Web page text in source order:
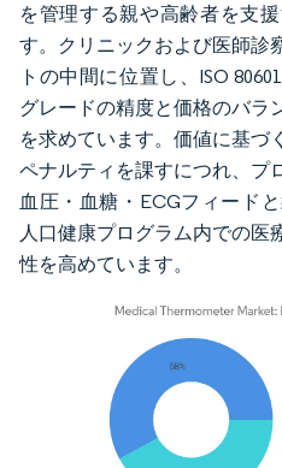
を管理する親や高齢者を支
す。クリニックおよび医師診
トの中間に位置し、ISO
グレードの精度と価格のバラ
を求めています。価値に基づ
ペナルティを課すにつれ、プ
血圧・血糖・ECGフィード
人口健康プログラム内での医
性を高めています。